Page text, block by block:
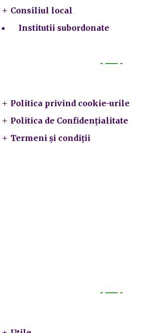
Consiliul local
Institutii subordonate
Politica privind cookie-urile
Politica de Confidențialitate
Termeni și condiții